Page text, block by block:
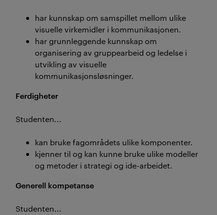
har kunnskap om samspillet mellom ulike
visuelle virkemidler i kommunikasjonen.
har grunnleggende kunnskap om
organisering av gruppearbeid og ledelse i
utvikling av visuelle
kommunikasjonsløsninger.
Ferdigheter
Studenten...
kan bruke fagområdets ulike komponenter.
kjenner til og kan kunne bruke ulike modeller
og metoder i strategi og ide-arbeidet.
Generell kompetanse
Studenten...